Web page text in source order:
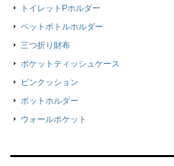
トイレットPホルダー
ペットボトルホルダー
三つ折り財布
ポケットティッシュケース
ピンクッション
ポットホルダー
ウォールポケット